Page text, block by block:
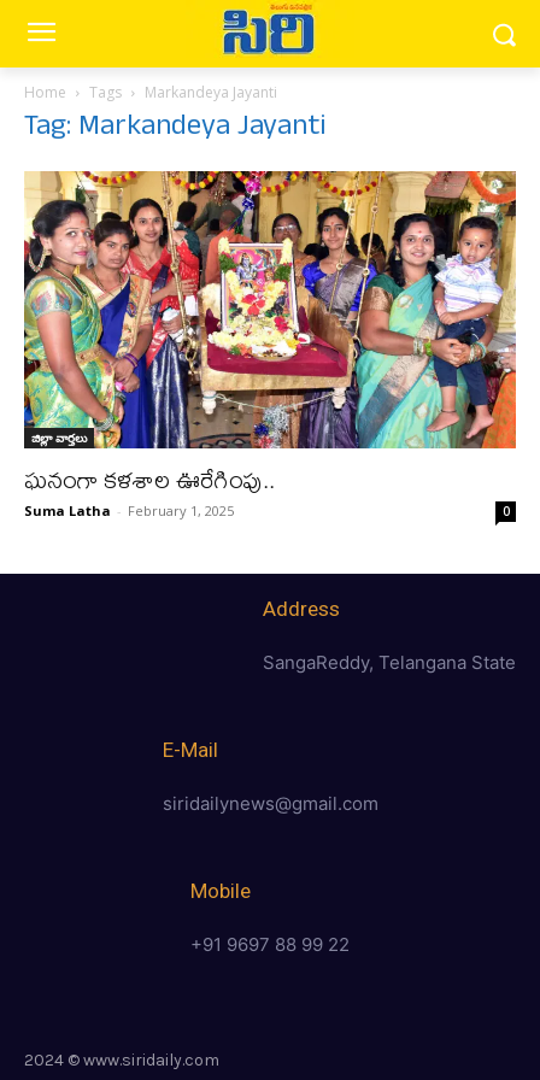
Home Tags Markandeya Jayanti
Tag: Markandeya Jayanti
జిల్లా వార్త‌లు
ఘనంగా కళశాల ఊరేగింపు..
Suma Latha - February 1, 2025 0
Address
SangaReddy, Telangana State
E-Mail
siridailynews@gmail.com
Mobile
+91 9697 88 99 22
2024 © www.siridaily.com